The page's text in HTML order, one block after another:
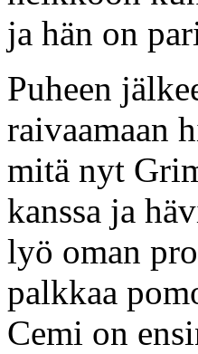
ja hän on
Puheen
raivaamaan
mitä nyt
kanssa ja
lyö oman
palkkaa
Cemi on